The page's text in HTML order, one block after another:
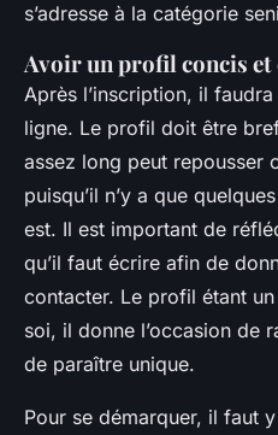
s’adresse à la catégorie
Avoir un profil concis
Après l’inscription, il
ligne. Le profil doit être
assez long peut repousser
puisqu’il n’y a que
est. Il est important de
qu’il faut écrire afin de
contacter. Le profil étant
soi, il donne l’occasion de
de paraître unique.
Pour se démarquer, il faut